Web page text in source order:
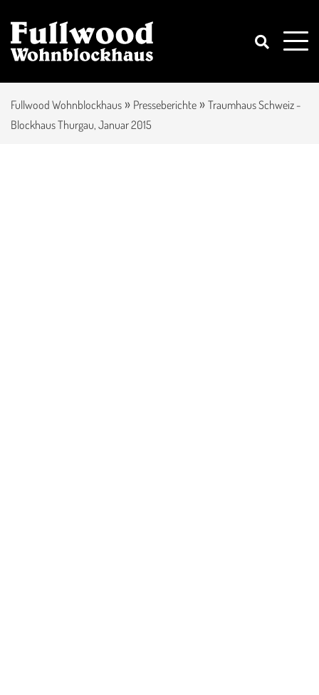
Fullwood Wohnblockhaus » Presseberichte » Traumhaus Schweiz -
Blockhaus Thurgau, Januar 2015